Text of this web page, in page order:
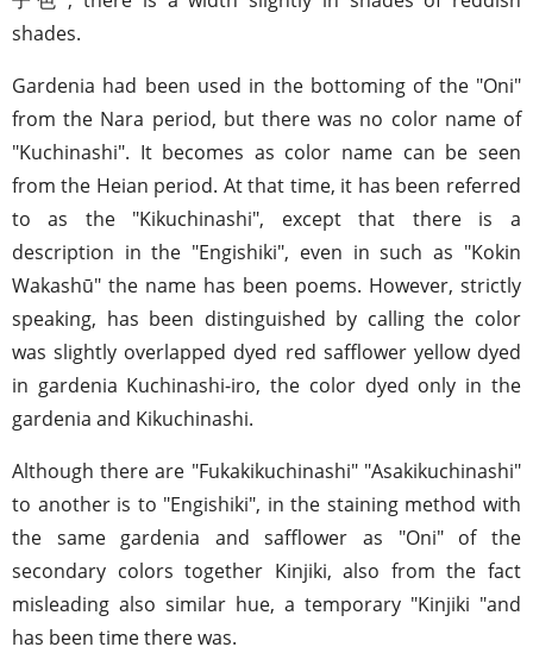
shades.
Gardenia had been used in the bottoming of the "Oni"
from the Nara period, but there was no color name of
"Kuchinashi". It becomes as color name can be seen
from the Heian period. At that time, it has been referred
to as the "Kikuchinashi", except that there is a
description in the "Engishiki", even in such as "Kokin
Wakashū" the name has been poems. However, strictly
speaking, has been distinguished by calling the color
was slightly overlapped dyed red safflower yellow dyed
in gardenia Kuchinashi-iro, the color dyed only in the
gardenia and Kikuchinashi.
Although there are "Fukakikuchinashi" "Asakikuchinashi"
to another is to "Engishiki", in the staining method with
the same gardenia and safflower as "Oni" of the
secondary colors together Kinjiki, also from the fact
misleading also similar hue, a temporary "Kinjiki "and
has been time there was.